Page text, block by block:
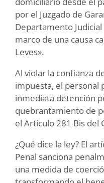
por el Juzgado de
Departamento
marco de una causa
Leves».
Al violar la confianza
impuesta, el personal
inmediata detención
quebrantamiento de
el Artículo 281 Bis del
¿Qué dice la ley? El
Penal sanciona
una medida de